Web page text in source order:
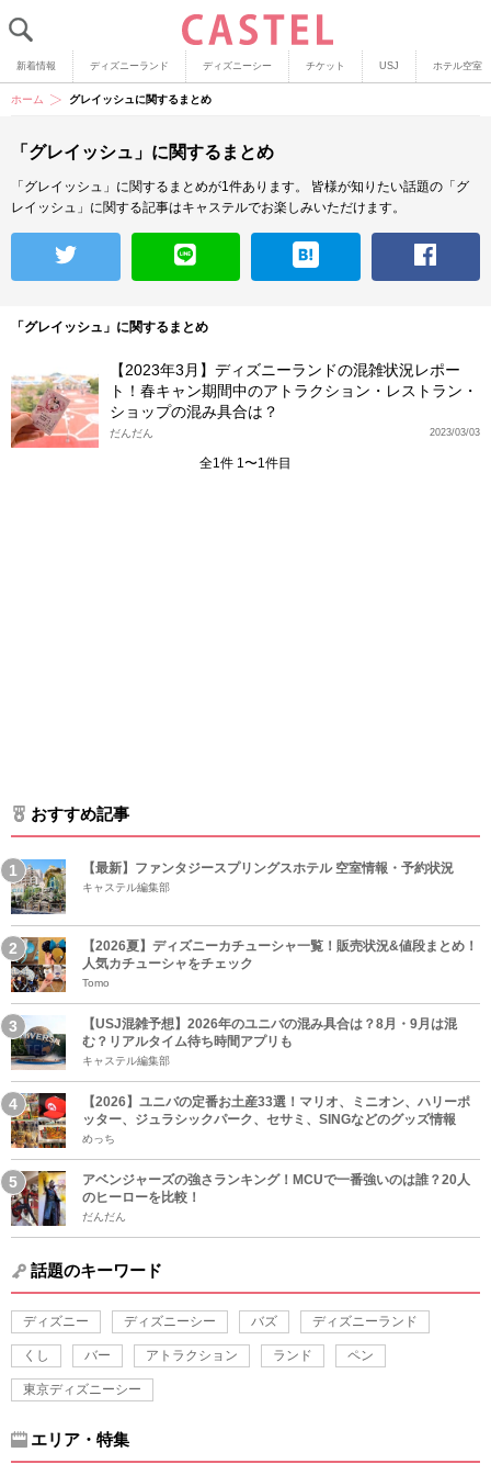
新着情報 ディズニーランド ディズニーシー チケット USJ ホテル空室
ホーム グレイッシュに関するまとめ
「グレイッシュ」に関するまとめ
「グレイッシュ」に関するまとめが1件あります。
皆様が知りたい話題の「グ
レイッシュ」に関する記事はキャステルでお楽しみいただけます。
「グレイッシュ」に関するまとめ
【2023年3月】ディズニーランドの混雑状況レポー
ト！春キャン期間中のアトラクション・レストラン・
ショップの混み具合は？
2023/03/03
だんだん
全1件 1〜1件目
おすすめ記事
【最新】ファンタジースプリングスホテル 空室情報・予約状況
キャステル編集部
【2026夏】ディズニーカチューシャ一覧！販売状況&値段まとめ！
人気カチューシャをチェック
Tomo
【USJ混雑予想】2026年のユニバの混み具合は？8月・9月は混
む？リアルタイム待ち時間アプリも
キャステル編集部
【2026】ユニバの定番お土産33選！マリオ、ミニオン、ハリーポ
ッター、ジュラシックパーク、セサミ、SINGなどのグッズ情報
めっち
アベンジャーズの強さランキング！MCUで一番強いのは誰？20人
のヒーローを比較！
だんだん
話題のキーワード
ディズニー ディズニーシー バズ ディズニーランド
くし バー アトラクション ランド ペン
東京ディズニーシー
エリア・特集